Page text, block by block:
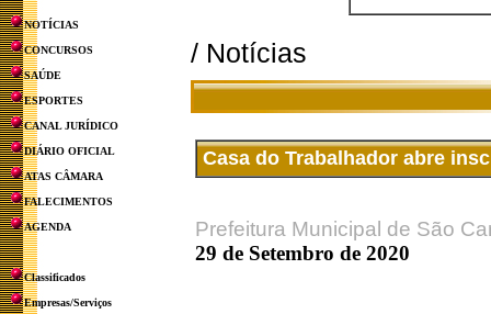
NOTÍCIAS
CONCURSOS
SAÚDE
ESPORTES
CANAL JURÍDICO
DIÁRIO OFICIAL
ATAS CÂMARA
FALECIMENTOS
AGENDA
Classificados
Empresas/Serviços
/ Notícias
Casa do Trabalhador abre
Prefeitura Municipal de São
29 de Setembro de 2020